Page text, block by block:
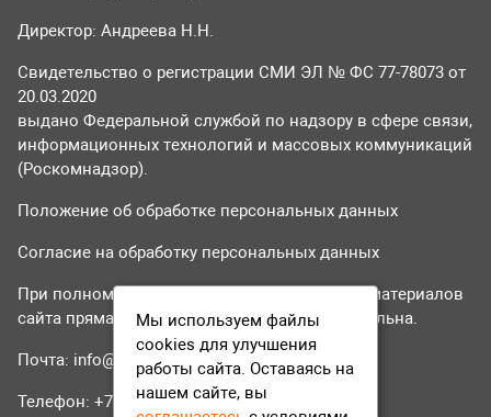
Директор: Андреева Н.Н.
Свидетельство о регистрации СМИ ЭЛ № ФС 77-78073 от
20.03.2020
выдано Федеральной службой по надзору в сфере связи,
информационных технологий и массовых коммуникаций
(Роскомнадзор).
Положение об обработке персональных данных
Согласие на обработку персональных данных
При полном или частичном использовании материалов
сайта прямая гиперссылка на tvr24.tv обязательна.
Почта: info@tvr24.tv
Телефон: +7 (496) 551-04-95
Мы используем файлы
cookies для улучшения
работы сайта. Оставаясь на
нашем сайте, вы